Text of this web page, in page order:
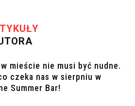
mieście nie musi być nudne.
czeka nas w sierpniu w
Summer Bar!